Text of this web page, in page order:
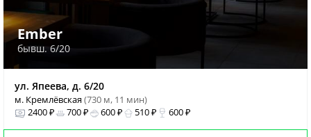
Ember
бывш. 6/20
ул. Япеева, д. 6/20
м. Кремлёвская(730 м, 11 мин)
2400 ₽
700 ₽ 600 ₽ 510 ₽ 600 ₽